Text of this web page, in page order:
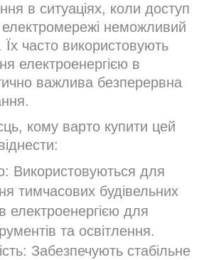
в ситуаціях, коли доступ
неможливий
часто використовують
електроенергією в
важлива безперервна
кому варто купити цей
Використовуються для
тимчасових будівельних
електроенергією для
та освітлення.
Забезпечують стабільне